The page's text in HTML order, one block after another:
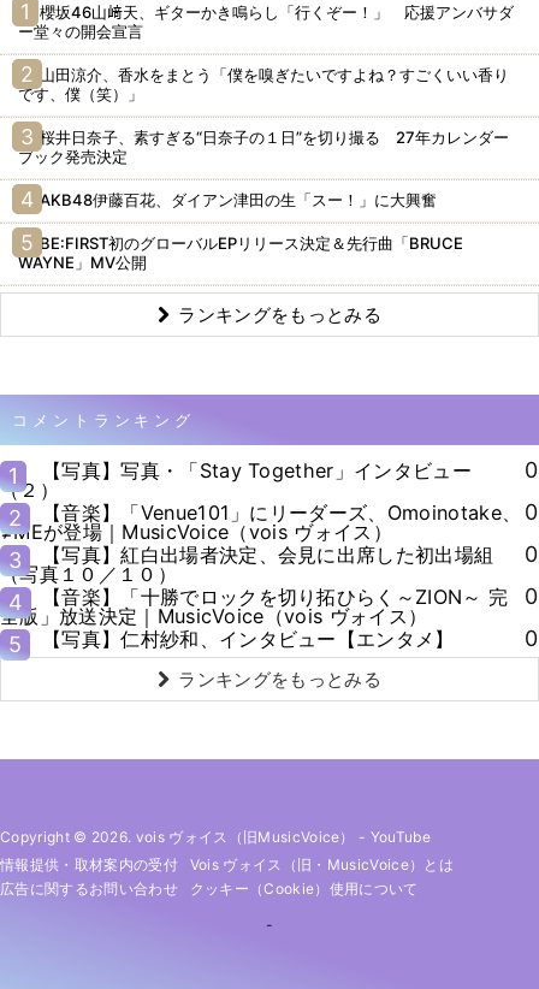
櫻坂46山﨑天、ギターかき鳴らし「行くぞー！」 応援アンバサダ
ー堂々の開会宣言
山田涼介、香水をまとう「僕を嗅ぎたいですよね？すごくいい香り
です、僕（笑）」
桜井日奈子、素すぎる“日奈子の１日”を切り撮る 27年カレンダー
ブック発売決定
AKB48伊藤百花、ダイアン津田の生「スー！」に大興奮
BE:FIRST初のグローバルEPリリース決定＆先行曲「BRUCE
WAYNE」MV公開
ランキングをもっとみる
コメントランキング
1
【写真】写真・「Stay Together」インタビュー
（２）
0
2
【音楽】「Venue101」にリーダーズ、Omoinotake、
≠MEが登場｜MusicVoice（vois ヴォイス）
0
3
【写真】紅白出場者決定、会見に出席した初出場組
（写真１０／１０）
0
4
【音楽】「十勝でロックを切り拓ひらく～ZION～ 完
全版」放送決定｜MusicVoice（vois ヴォイス）
0
5
【写真】仁村紗和、インタビュー【エンタメ】 0
ランキングをもっとみる
Copyright © 2026. vois ヴォイス（旧MusicVoice） - YouTube
情報提供・取材案内の受付
Vois ヴォイス（旧・MusicVoice）とは
広告に関するお問い合わせ
クッキー（cookie）使用について
-